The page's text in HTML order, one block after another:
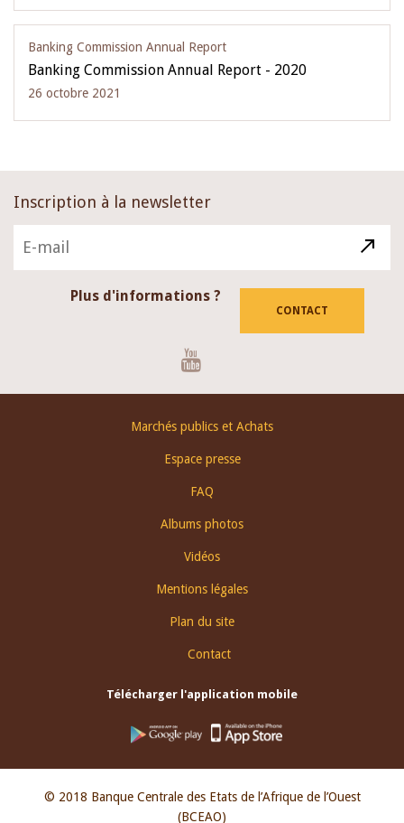
Banking Commission Annual Report
Banking Commission Annual Report - 2020
26 octobre 2021
Inscription à la newsletter
Plus d'informations ?
CONTACT
Marchés publics et Achats
Espace presse
FAQ
Albums photos
Vidéos
Mentions légales
Plan du site
Contact
Télécharger l'application mobile
© 2018 Banque Centrale des Etats de l’Afrique de l’Ouest
(BCEAO)